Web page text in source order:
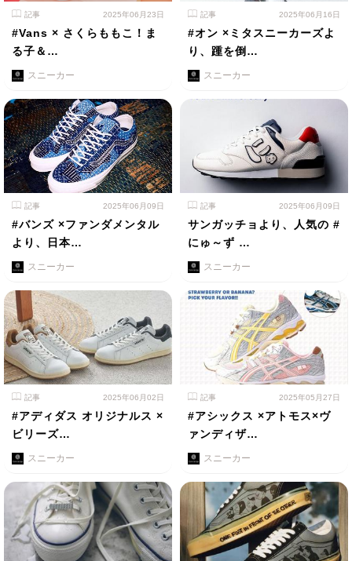
記事 2025年06月23日
#Vans × さくらももこ！ま
る子＆…
スニーカー
記事 2025年06月16日
#オン ×ミタスニーカーズよ
り、踵を倒…
スニーカー
記事 2025年06月09日
#バンズ ×ファンダメンタル
より、日本…
スニーカー
記事 2025年06月09日
サンガッチョより、人気の #
にゅ～ず …
スニーカー
記事 2025年06月02日
#アディダス オリジナルス ×
ビリーズ…
スニーカー
記事 2025年05月27日
#アシックス ×アトモス×ヴ
ァンディザ…
スニーカー